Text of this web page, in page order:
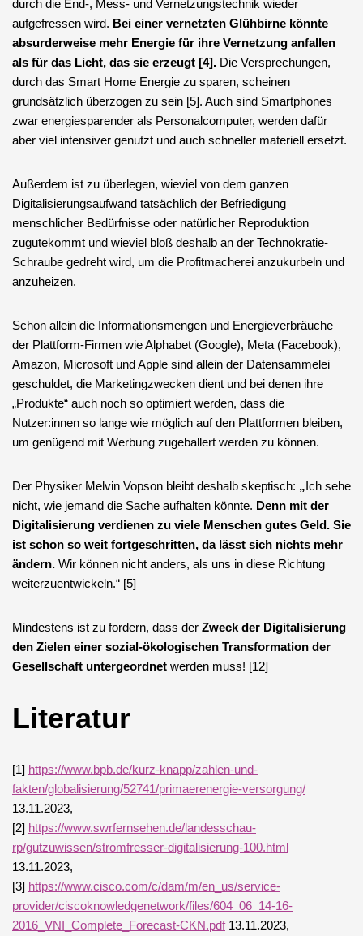
durch die End-, Mess- und Vernetzungstechnik wieder
aufgefressen wird. Bei einer vernetzten Glühbirne könnte
absurderweise mehr Energie für ihre Vernetzung anfallen
als für das Licht, das sie erzeugt [4]. Die Versprechungen,
durch das Smart Home Energie zu sparen, scheinen
grundsätzlich überzogen zu sein [5]. Auch sind Smartphones
zwar energiesparender als Personalcomputer, werden dafür
aber viel intensiver genutzt und auch schneller materiell ersetzt.
Außerdem ist zu überlegen, wieviel von dem ganzen
Digitalisierungsaufwand tatsächlich der Befriedigung
menschlicher Bedürfnisse oder natürlicher Reproduktion
zugutekommt und wieviel bloß deshalb an der Technokratie-
Schraube gedreht wird, um die Profitmacherei anzukurbeln und
anzuheizen.
Schon allein die Informationsmengen und Energieverbräuche
der Plattform-Firmen wie Alphabet (Google), Meta (Facebook),
Amazon, Microsoft und Apple sind allein der Datensammelei
geschuldet, die Marketingzwecken dient und bei denen ihre
„Produkte“ auch noch so optimiert werden, dass die
Nutzer:innen so lange wie möglich auf den Plattformen bleiben,
um genügend mit Werbung zugeballert werden zu können.
Der Physiker Melvin Vopson bleibt deshalb skeptisch: „Ich sehe
nicht, wie jemand die Sache aufhalten könnte. Denn mit der
Digitalisierung verdienen zu viele Menschen gutes Geld. Sie
ist schon so weit fortgeschritten, da lässt sich nichts mehr
ändern. Wir können nicht anders, als uns in diese Richtung
weiterzuentwickeln.“ [5]
Mindestens ist zu fordern, dass der Zweck der Digitalisierung
den Zielen einer sozial-ökologischen Transformation der
Gesellschaft untergeordnet werden muss! [12]
Literatur
[1] https://www.bpb.de/kurz-knapp/zahlen-und-
fakten/globalisierung/52741/primaerenergie-versorgung/
13.11.2023,
[2] https://www.swrfernsehen.de/landesschau-
rp/gutzuwissen/stromfresser-digitalisierung-100.html
13.11.2023,
[3] https://www.cisco.com/c/dam/m/en_us/service-
provider/ciscoknowledgenetwork/files/604_06_14-16-
2016_VNI_Complete_Forecast-CKN.pdf13.11.2023,